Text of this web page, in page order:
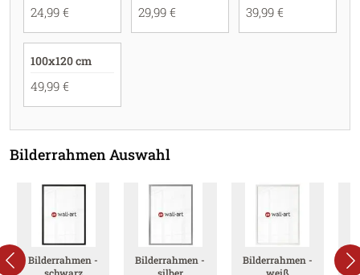
24,99 € 29,99 € 39,99 €
100x120 cm
49,99 €
Bilderrahmen Auswahl
Bilderrahmen -
Bilderrahmen -
Bilderrahmen -